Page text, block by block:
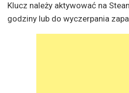
Klucz należy aktywować na
godziny lub do wyczerpania